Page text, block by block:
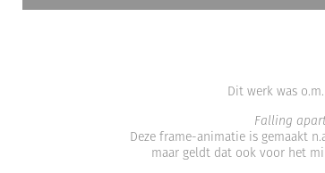
Dit werk was
Falling
Deze frame-animatie is gemaakt
maar geldt dat ook voor het